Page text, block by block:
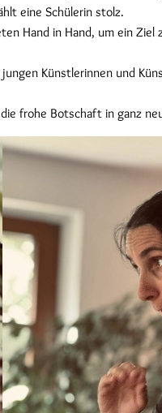
eine Schülerin stolz.
Hand in Hand, um ein Ziel
Künstlerinnen und
frohe Botschaft in ganz